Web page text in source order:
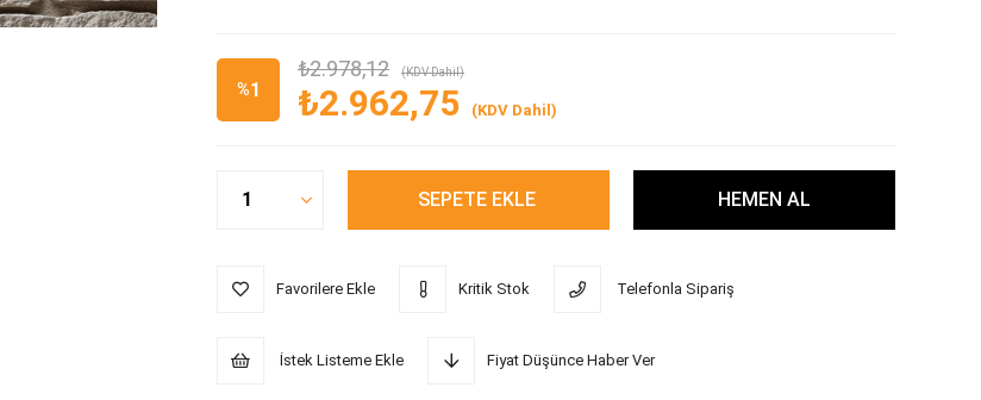
%1
₺2.978,12 (KDV Dahil)
₺2.962,75 (KDV Dahil)
Favorilere Ekle Kritik Stok Telefonla Sipariş
İstek Listeme Ekle Fiyat Düşünce Haber Ver